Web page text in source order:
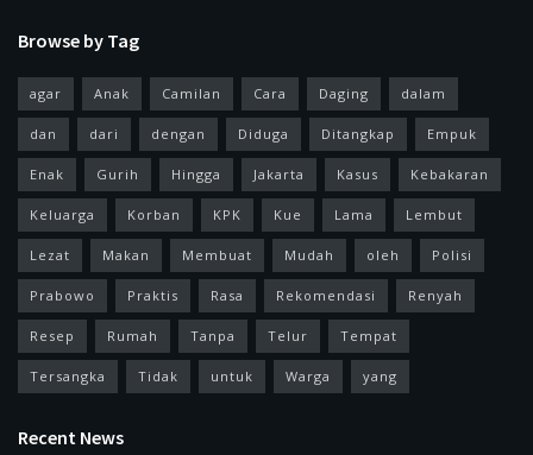
Browse by Tag
agar Anak Camilan Cara Daging dalam
dan dari dengan Diduga Ditangkap Empuk
Enak Gurih Hingga Jakarta Kasus Kebakaran
Keluarga Korban KPK Kue Lama Lembut
Lezat Makan Membuat Mudah oleh Polisi
Prabowo Praktis Rasa Rekomendasi Renyah
Resep Rumah Tanpa Telur Tempat
Tersangka Tidak untuk Warga yang
Recent News